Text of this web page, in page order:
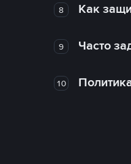
8 Как
9 Часто
10